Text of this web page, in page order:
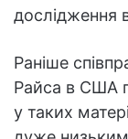
дослідження
Раніше
Райса в США
у таких